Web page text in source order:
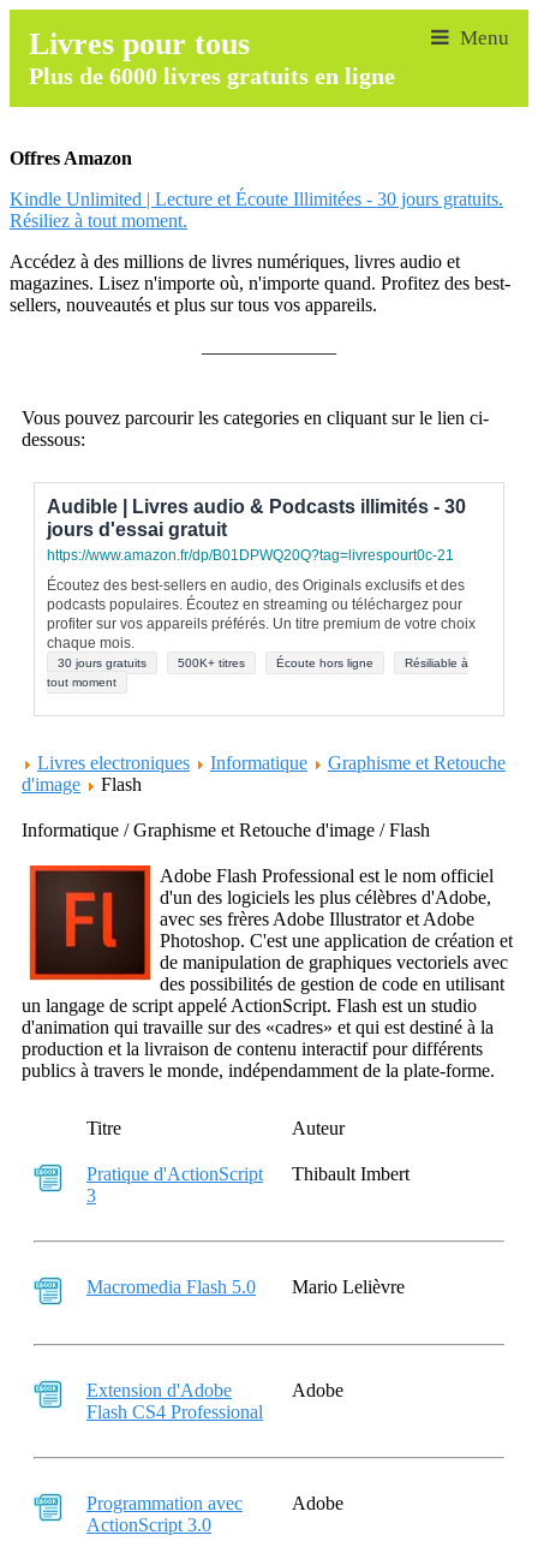
Livres pour tous
Plus de 6000 livres gratuits en ligne
Offres Amazon
Kindle Unlimited | Lecture et Écoute Illimitées - 30 jours gratuits.
Résiliez à tout moment.
Accédez à des millions de livres numériques, livres audio et
magazines. Lisez n'importe où, n'importe quand. Profitez des best-
sellers, nouveautés et plus sur tous vos appareils.
Vous pouvez parcourir les categories en cliquant sur le lien ci-
dessous:
Audible | Livres audio & Podcasts illimités - 30
jours d'essai gratuit
https://www.amazon.fr/dp/B01DPWQ20Q?tag=livrespourt0c-21
Écoutez des best-sellers en audio, des Originals exclusifs et des
podcasts populaires. Écoutez en streaming ou téléchargez pour
profiter sur vos appareils préférés. Un titre premium de votre choix
chaque mois.
30 jours gratuits 500K+ titres Écoute hors ligne
Résiliable à
tout moment
Livres electroniques Informatique
Graphisme et Retouche
d'image
Flash
Informatique / Graphisme et Retouche d'image / Flash
Adobe Flash Professional est le nom officiel
d'un des logiciels les plus célèbres d'Adobe,
avec ses frères Adobe Illustrator et Adobe
Photoshop. C'est une application de création et
de manipulation de graphiques vectoriels avec
des possibilités de gestion de code en utilisant
un langage de script appelé ActionScript. Flash est un studio
d'animation qui travaille sur des «cadres» et qui est destiné à la
production et la livraison de contenu interactif pour différents
publics à travers le monde, indépendamment de la plate-forme.
Titre Auteur
Pratique d'ActionScript
3
Thibault Imbert
Macromedia Flash 5.0 Mario Lelièvre
Extension d'Adobe
Flash CS4 Professional
Adobe
Programmation avec
ActionScript 3.0
Adobe